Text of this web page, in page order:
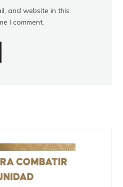
and website in this
I comment.